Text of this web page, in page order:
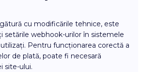
cu modificările tehnice, este
setările webhook-urilor în sistemele
Pentru funcționarea corectă a
de plată, poate fi necesară
site-ului.